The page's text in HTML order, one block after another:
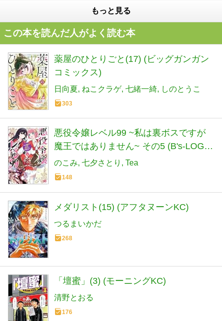
もっと見る
この本を読んだ人がよく読む本
薬屋のひとりごと(17) (ビッグガンガン
コミックス)
日向夏 ねこクラゲ 七緒一綺 しのとうこ
303
悪役令嬢レベル99 ~私は裏ボスですが
魔王ではありません~ その5 (B's-LOG
COMICS)
のこみ 七夕さとり Tea
148
メダリスト(15) (アフタヌーンKC)
つるまいかだ
268
「壇蜜」(3) (モーニングKC)
清野とおる
176